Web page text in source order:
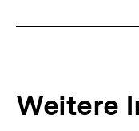
Weitere